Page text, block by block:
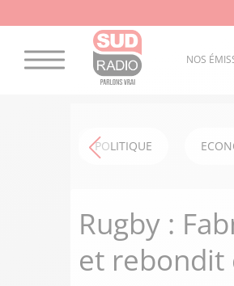
NOS
POLITIQUE
Rugby :
et rebondit